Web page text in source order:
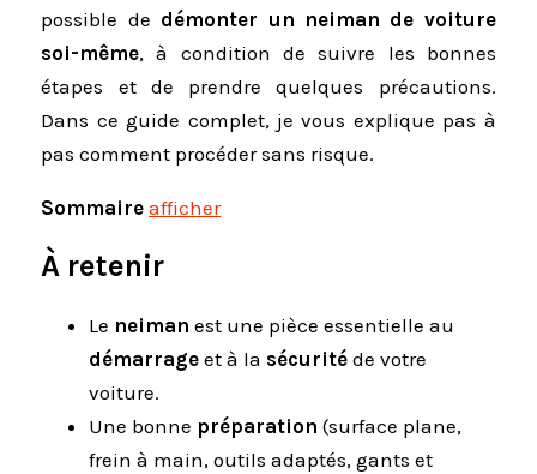
possible de démonter un neiman de voiture
soi-même, à condition de suivre les bonnes
étapes et de prendre quelques précautions.
Dans ce guide complet, je vous explique pas à
pas comment procéder sans risque.
Sommaire afficher
À retenir
Le neiman est une pièce essentielle au
démarrage et à la sécurité de votre
voiture.
Une bonne préparation (surface plane,
frein à main, outils adaptés, gants et